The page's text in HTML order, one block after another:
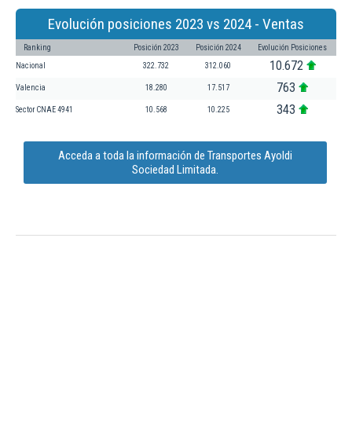
Evolución posiciones 2023 vs 2024 - Ventas
Ranking Posición 2023 Posición 2024 Evolución Posiciones
Nacional 322.732 312.060 10.672
Valencia 18.280 17.517 763
Sector CNAE 4941 10.568 10.225 343
Acceda a toda la información de Transportes Ayoldi
Sociedad Limitada.